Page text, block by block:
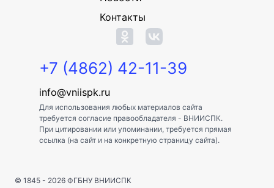
Контакты
+7 (4862) 42-11-39
info@vniispk.ru
Для использования любых материалов сайта
требуется согласие правообладателя - ВНИИСПК.
При цитировании или упоминании, требуется прямая
ссылка (на сайт и на конкретную страницу сайта).
© 1845 - 2026 ФГБНУ ВНИИСПК